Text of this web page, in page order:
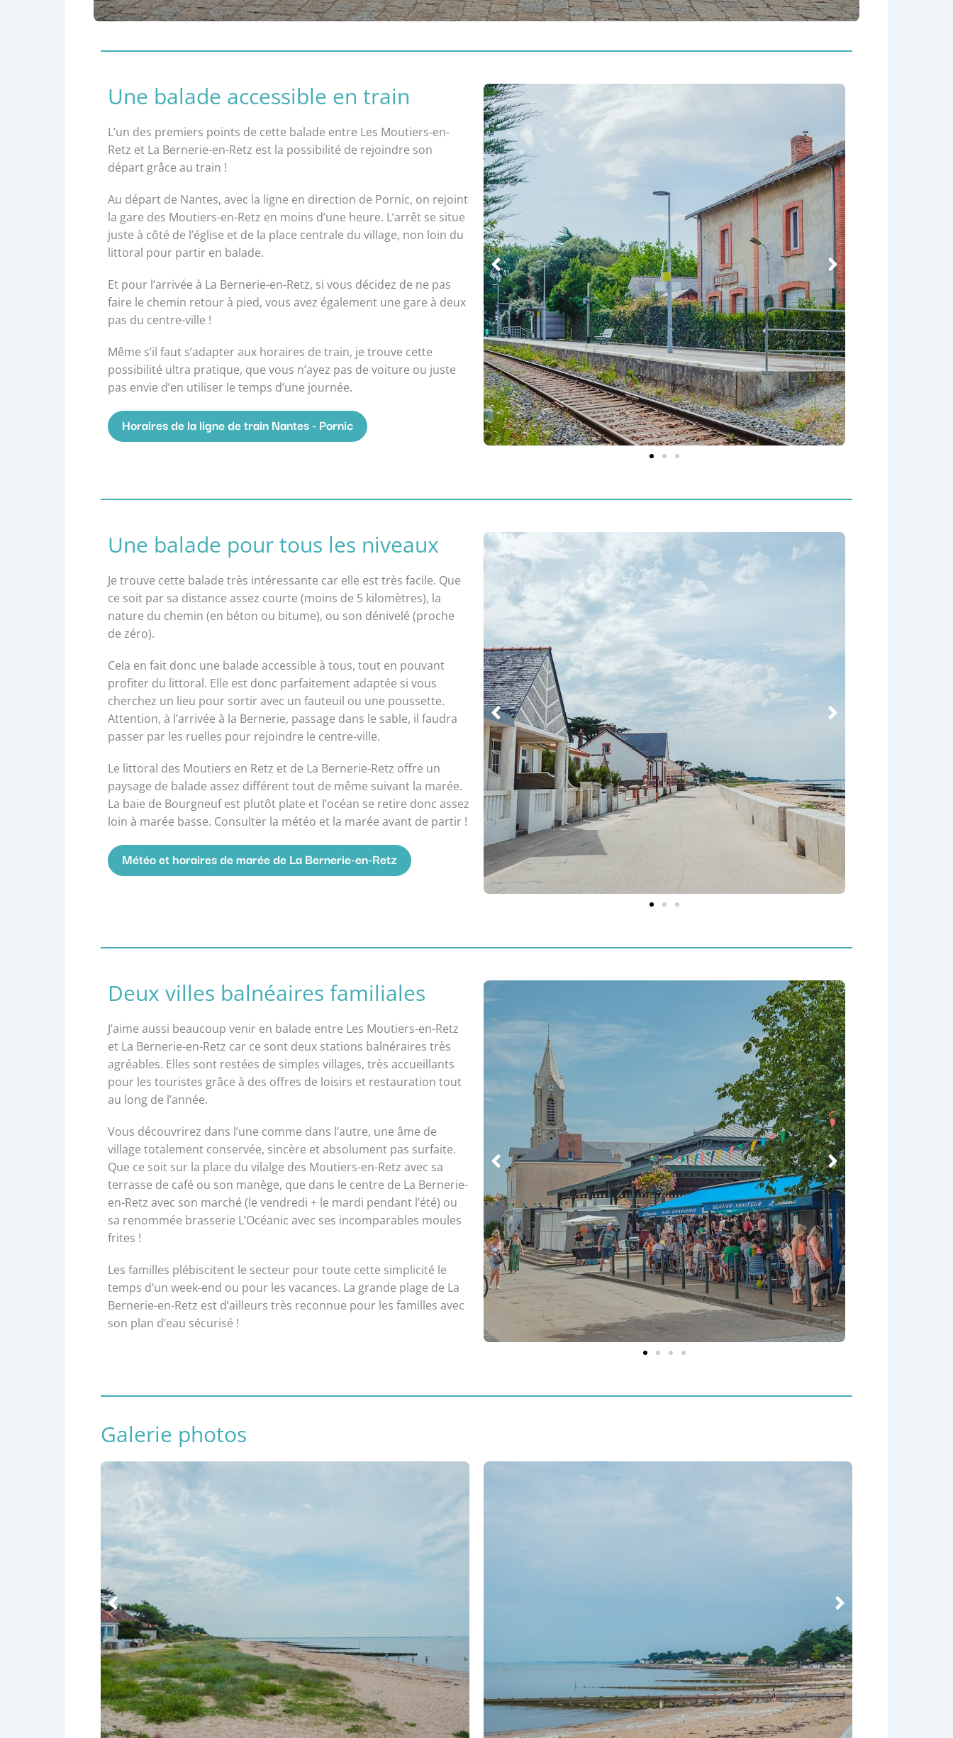
Une balade accessible en train
L’un des premiers points de cette balade entre Les Moutiers-en-
Retz et La Bernerie-en-Retz est la possibilité de rejoindre son
départ grâce au train !
Au départ de Nantes, avec la ligne en direction de Pornic, on rejoint
la gare des Moutiers-en-Retz en moins d’une heure. L’arrêt se situe
juste à côté de l’église et de la place centrale du village, non loin du
littoral pour partir en balade.
Et pour l’arrivée à La Bernerie-en-Retz, si vous décidez de ne pas
faire le chemin retour à pied, vous avez également une gare à deux
pas du centre-ville !
Même s’il faut s’adapter aux horaires de train, je trouve cette
possibilité ultra pratique, que vous n’ayez pas de voiture ou juste
pas envie d’en utiliser le temps d’une journée.
Horaires de la ligne de train Nantes - Pornic
Une balade pour tous les niveaux
Je trouve cette balade très intéressante car elle est très facile. Que
ce soit par sa distance assez courte (moins de 5 kilomètres), la
nature du chemin (en béton ou bitume), ou son dénivelé (proche
de zéro).
Cela en fait donc une balade accessible à tous, tout en pouvant
profiter du littoral. Elle est donc parfaitement adaptée si vous
cherchez un lieu pour sortir avec un fauteuil ou une poussette.
Attention, à l’arrivée à la Bernerie, passage dans le sable, il faudra
passer par les ruelles pour rejoindre le centre-ville.
Le littoral des Moutiers en Retz et de La Bernerie-Retz offre un
paysage de balade assez différent tout de même suivant la marée.
La baie de Bourgneuf est plutôt plate et l’océan se retire donc assez
loin à marée basse. Consulter la météo et la marée avant de partir !
Météo et horaires de marée de La Bernerie-en-Retz
Deux villes balnéaires familiales
J’aime aussi beaucoup venir en balade entre Les Moutiers-en-Retz
et La Bernerie-en-Retz car ce sont deux stations balnéraires très
agréables. Elles sont restées de simples villages, très accueillants
pour les touristes grâce à des offres de loisirs et restauration tout
au long de l’année.
Vous découvrirez dans l’une comme dans l’autre, une âme de
village totalement conservée, sincère et absolument pas surfaite.
Que ce soit sur la place du vilalge des Moutiers-en-Retz avec sa
terrasse de café ou son manège, que dans le centre de La Bernerie-
en-Retz avec son marché (le vendredi + le mardi pendant l’été) ou
sa renommée brasserie L’Océanic avec ses incomparables moules
frites !
Les familles plébiscitent le secteur pour toute cette simplicité le
temps d’un week-end ou pour les vacances. La grande plage de La
Bernerie-en-Retz est d’ailleurs très reconnue pour les familles avec
son plan d’eau sécurisé !
Galerie photos